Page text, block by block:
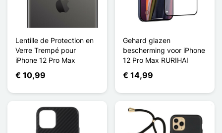
Lentille de Protection en
Verre Trempé pour
iPhone 12 Pro Max
€ 10,99
Gehard glazen
bescherming voor iPhone
12 Pro Max RURIHAI
€ 14,99